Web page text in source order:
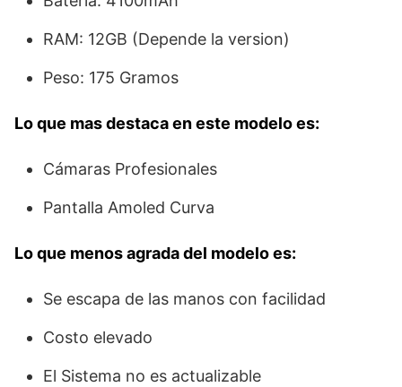
RAM: 12GB (Depende la version)
Peso: 175 Gramos
Lo que mas destaca en este modelo es:
Cámaras Profesionales
Pantalla Amoled Curva
Lo que menos agrada del modelo es:
Se escapa de las manos con facilidad
Costo elevado
El Sistema no es actualizable